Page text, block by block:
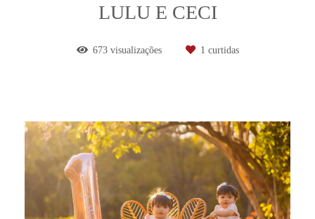
LULU E CECI
673visualizações 1 curtidas